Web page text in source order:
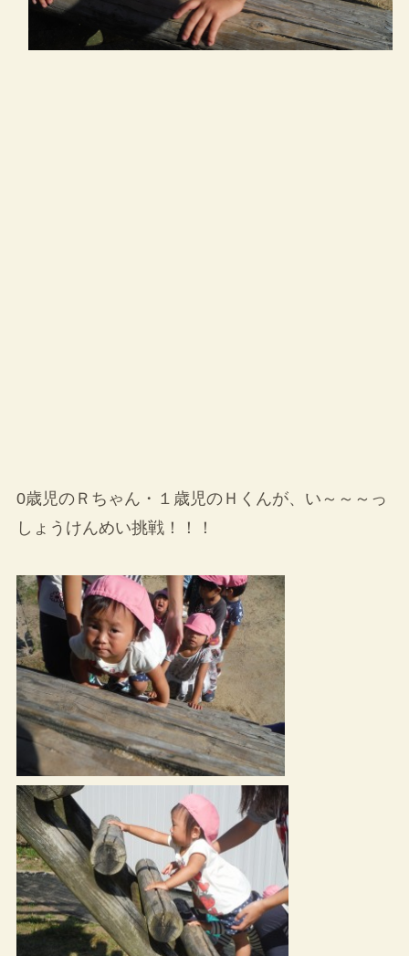
0歳児のＲちゃん・１歳児のＨくんが、い～～～っ
しょうけんめい挑戦！！！